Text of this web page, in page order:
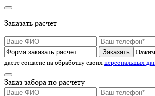
Заказать расчет
даете согласие на обработку своих персональных
Заказ забора по расчету